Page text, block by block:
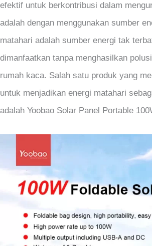
efektif untuk berkontribusi dalam
adalah dengan menggunakan sumber
matahari adalah sumber energi tak
dimanfaatkan tanpa menghasilkan
rumah kaca. Salah satu produk yang
untuk menjadikan energi matahari
adalah Yoobao Solar Panel Portable